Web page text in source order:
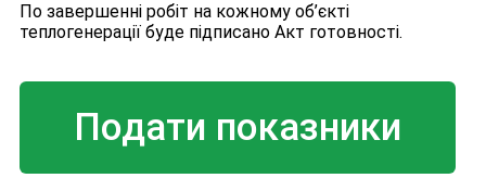
По завершенні робіт на кожному об’єкті
теплогенерації буде підписано Акт готовності.
Подати показники